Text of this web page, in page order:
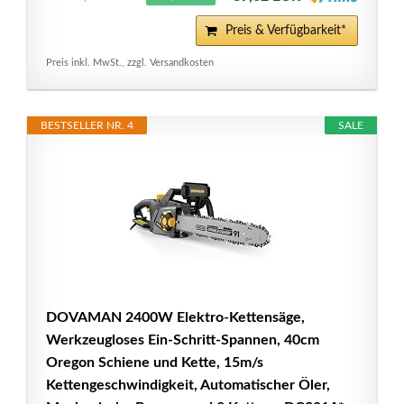
Preis & Verfügbarkeit*
Preis inkl. MwSt., zzgl. Versandkosten
SALE
BESTSELLER NR. 4
DOVAMAN 2400W Elektro-Kettensäge,
Werkzeugloses Ein-Schritt-Spannen, 40cm
Oregon Schiene und Kette, 15m/s
Kettengeschwindigkeit, Automatischer Öler,